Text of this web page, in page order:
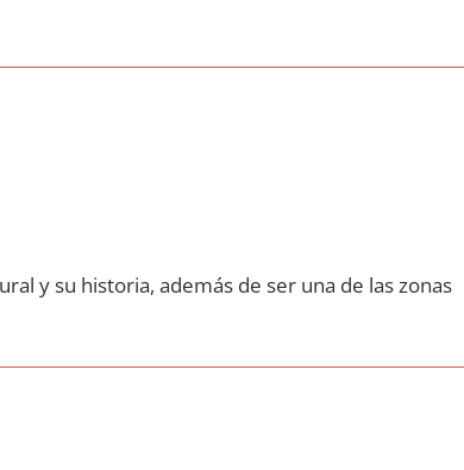
у su historia, además dе ser una dе las zonas